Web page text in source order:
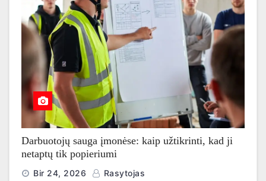
Darbuotojų sauga įmonėse: kaip užtikrinti, kad ji
netaptų tik popieriumi
Bir 24, 2026 Rasytojas